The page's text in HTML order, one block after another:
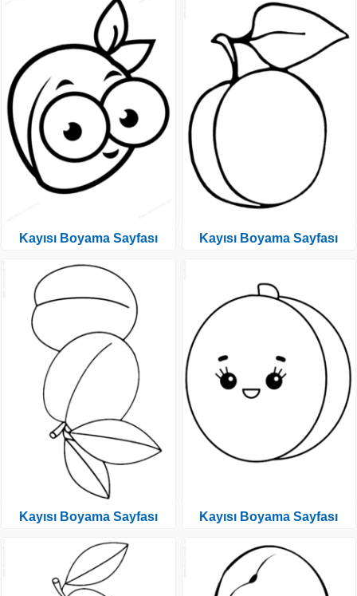
Kayısı Boyama Sayfası
Kayısı Boyama Sayfası
Kayısı Boyama Sayfası
Kayısı Boyama Sayfası